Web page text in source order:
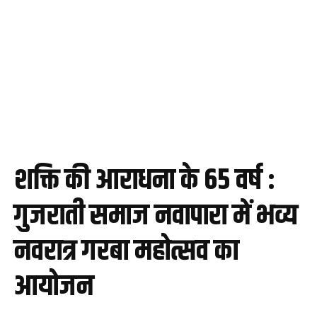
शक्ति की आराधना के 65 वर्ष :
गुजराती समाज नवापारा में भव्य
नवरात्र गरबा महोत्सव का
आयोजन